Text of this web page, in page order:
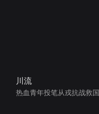
川流
热血青年投笔从戎抗战救国